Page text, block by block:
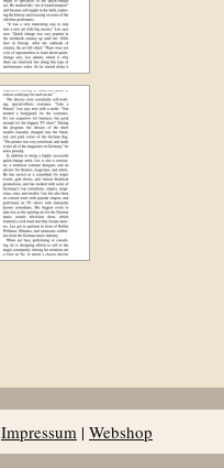
Impressum | Webshop